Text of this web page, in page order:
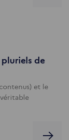
pluriels de
et le